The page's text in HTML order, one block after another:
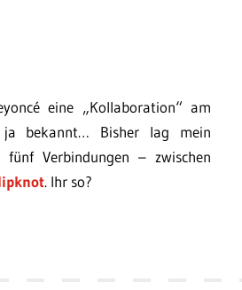
eine „Kollaboration“ am
bekannt… Bisher lag mein
fünf Verbindungen – zwischen
. Ihr so?